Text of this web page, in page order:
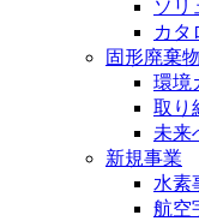
ソリ
カタ
固形廃棄
環境
取り
未来
新規事業
水素
航空